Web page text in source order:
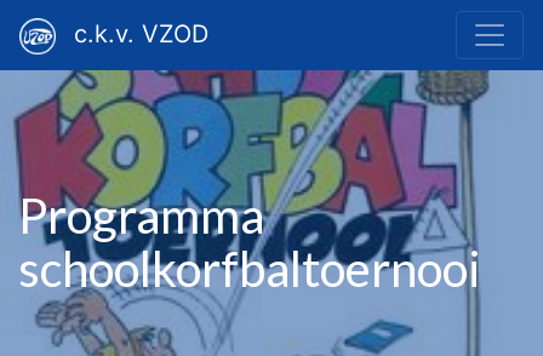
c.k.v. VZOD
Programma
schoolkorfbaltoernooi